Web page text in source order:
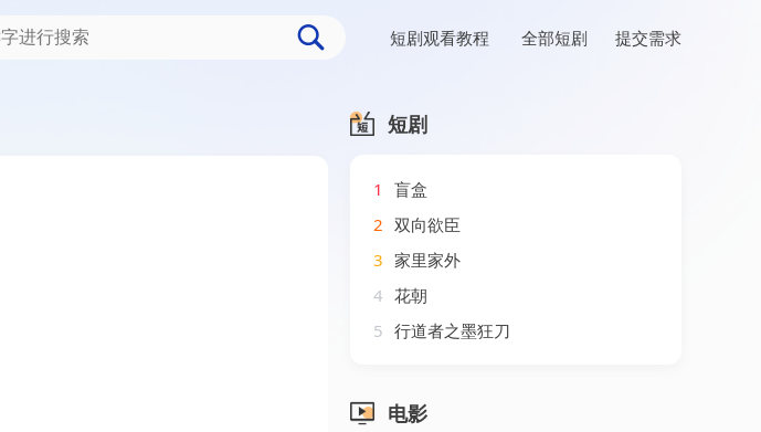
短剧观看教程 全部短剧 提交需求
短剧
1
盲盒
2 双向欲臣
3 家里家外
4 花朝
5 行道者之墨狂刀
电影